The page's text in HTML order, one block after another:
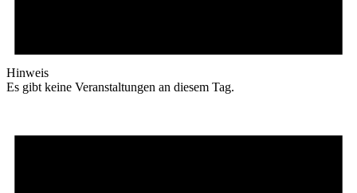
Hinweis
Es gibt keine Veranstaltungen an diesem Tag.